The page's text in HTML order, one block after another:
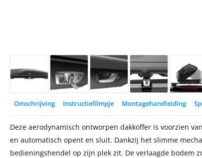
Omschrijving Instructiefilmpje Montagehandleiding
Deze aerodynamisch ontworpen dakkoffer is voorzien
en automatisch opent en sluit. Dankzij het slimme
bedieningshendel op zijn plek zit. De verlaagde bodem